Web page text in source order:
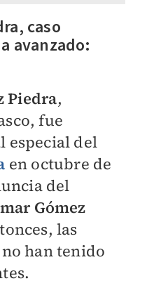
caso
avanzado:
Piedra,
fue
especial del
en octubre de
del
Gómez
las
han tenido